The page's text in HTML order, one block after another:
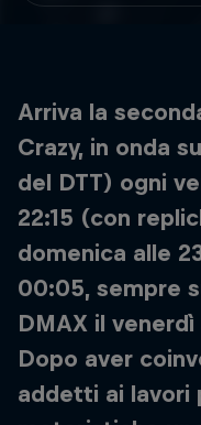
Arriva la
Crazy, in onda
del DTT) ogni
22:15 (con
domenica alle
00:05, sempre
DMAX il
Dopo aver
addetti ai lavori